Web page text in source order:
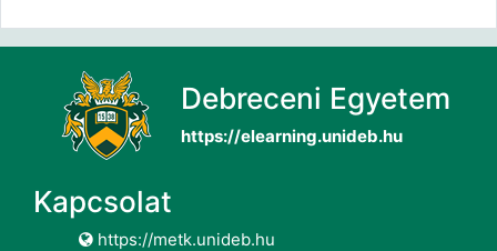
Debreceni Egyetem
https://elearning.unideb.hu
Kapcsolat
https://metk.unideb.hu